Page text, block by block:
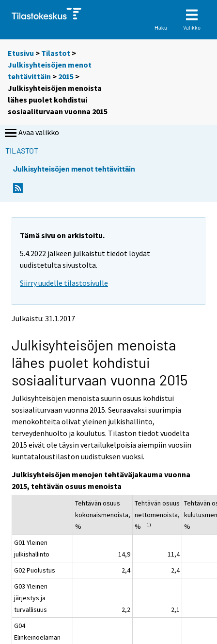
Haku Valikko
Etusivu > Tilastot >
Julkisyhteisöjen menot
tehtävittäin > 2015 >
Julkisyhteisöjen menoista
lähes puolet kohdistui
sosiaaliturvaan vuonna 2015
Avaa valikko
TILASTOT
Julkisyhteisöjen menot tehtävittäin
Tämä sivu on arkistoitu.
5.4.2022 jälkeen julkaistut tiedot löydät
uudistetulta sivustolta.
Siirry uudelle tilastosivulle
Julkaistu: 31.1.2017
Julkisyhteisöjen menoista
lähes puolet kohdistui
sosiaaliturvaan vuonna 2015
Julkisyhteisöjen menoista suurin osuus kohdistui
sosiaaliturvaan vuonna 2015. Seuraavaksi suurimpia
menokohteita olivat yleinen julkishallinto,
terveydenhuolto ja koulutus. Tilaston tiedot vuodelta
2015 eivät ole täysin vertailukelpoisia aiempiin vuosiin
kuntataloustilaston uudistuksen vuoksi.
Julkisyhteisöjen menojen tehtäväjakauma vuonna
2015, tehtävän osuus menoista
Tehtävän osuus
kokonaismenoista,
%
Tehtävän osuus
nettomenoista,
%
1)
Tehtävän
%
G01 Yleinen
julkishallinto
14,9
11,4
G02 Puolustus
2,4
2,4
G03 Yleinen
järjestys ja
turvallisuus
2,2
2,1
G04
Elinkeinoelämän